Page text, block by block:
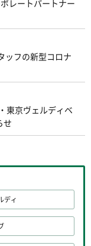
レートパートナー
ッフの新型コロナ
東京ヴェルディベ
せ
ディ